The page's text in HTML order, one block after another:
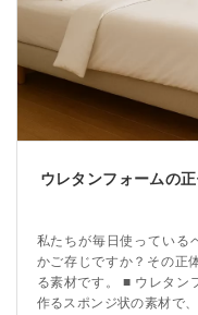
ウレタンフォームの
私たちが毎日使っている
かご存じですか？その正
る素材です。 ■ ウレタン
作るスポンジ状の素材で